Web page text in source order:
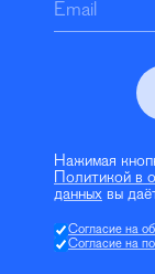
Email
Нажимая
Политикой в
данных вы
Согласие на
Согласие на